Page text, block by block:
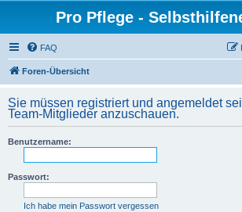
Pro Pflege -
FAQ
Foren-Übersicht
Sie müssen registriert und angemeldet
Team-Mitglieder anzuschauen.
Benutzername:
Passwort:
Ich habe mein Passwort vergessen